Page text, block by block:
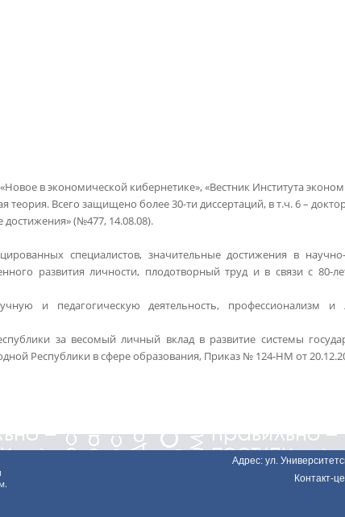
в экономической кибернетике», «Вестник Института
Всего защищено более 30-ти диссертаций, в т.ч. 6 –
(№477, 14.08.08).
специалистов, значительные достижения в
развития личности, плодотворный труд и в связи с 80-
и педагогическую деятельность, профессионализм
за весомый личный вклад в развитие системы
Республики в сфере образования, Приказ № 124-НМ от
Адрес: ул.
Контакт-